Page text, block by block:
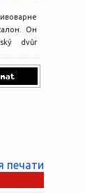
Он
dvůr
в
печати